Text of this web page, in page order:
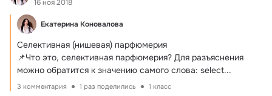
16 ноя 2018
Екатерина Коновалова
Селективная (нишевая) парфюмерия
📌Что это, селективная парфюмерия? Для разъяснения
можно обратится к значению самого слова: select...
3 комментария 1 раз поделились 1 класс